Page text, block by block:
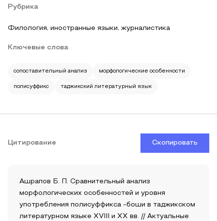
Рубрика
Филология, иностранные языки, журналистика
Ключевые слова
сопоставительный анализ морфологические особенности
полисуффикс таджикский литературный язык
Цитирование Скопировать
Ашрапов Б. П. Сравнительный анализ
морфологических особенностей и уровня
употребления полисуффикса -боши в таджикском
литературном языке XVIII и XX вв. // Актуальные